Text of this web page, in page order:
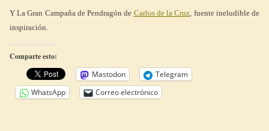
Y La Gran Campaña de Pendragón de Carlos de la Cruz, fuente ineludible de
inspiración.
Comparte esto:
Mastodon
Telegram
WhatsApp
Correo electrónico